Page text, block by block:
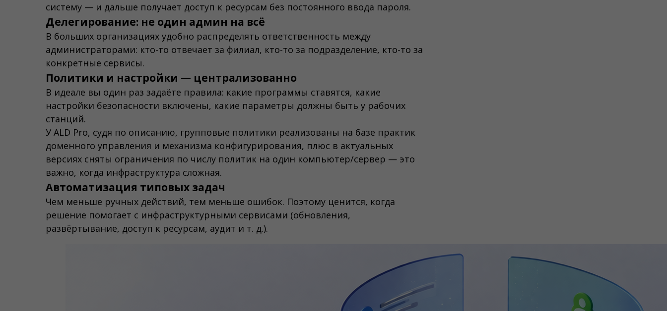
систему — и дальше получает доступ к ресурсам без постоянного ввода пароля.
Делегирование: не один админ на всё
В больших организациях удобно распределять ответственность между
администраторами: кто-то отвечает за филиал, кто-то за подразделение, кто-то за
конкретные сервисы.
Политики и настройки — централизованно
В идеале вы один раз задаёте правила: какие программы ставятся, какие
настройки безопасности включены, какие параметры должны быть у рабочих
станций.
У ALD Pro, судя по описанию, групповые политики реализованы на базе практик
доменного управления и механизма конфигурирования, плюс в актуальных
версиях сняты ограничения по числу политик на один компьютер/сервер — это
важно, когда инфраструктура сложная.
Автоматизация типовых задач
Чем меньше ручных действий, тем меньше ошибок. Поэтому ценится, когда
решение помогает с инфраструктурными сервисами (обновления,
развёртывание, доступ к ресурсам, аудит и т. д.).